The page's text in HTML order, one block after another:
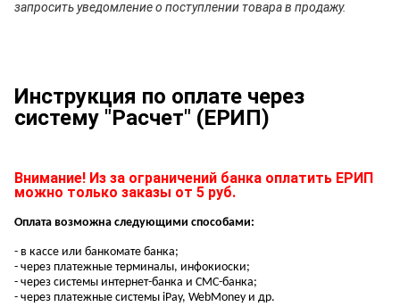
запросить уведомление о поступлении товара в продажу.
Инструкция по оплате через
систему "Расчет" (ЕРИП)
Внимание! Из за ограничений банка оплатить ЕРИП
можно только заказы от 5 руб.
Оплата возможна следующими способами:
- в кассе или банкомате банка;
- через платежные терминалы, инфокиоски;
- через системы интернет-банка и СМС-банка;
- через платежные системы iPay, WebMoney и др.